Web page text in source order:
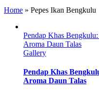
Home » Pepes Ikan Bengkulu
Pendap Khas
Aroma Daun Talas
Gallery
Pendap Khas
Aroma Daun Talas